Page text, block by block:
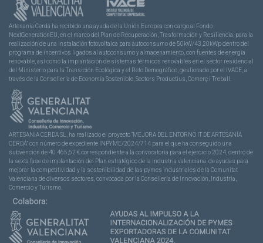
Artesanía Cerdá ha recibido una ayuda de la Unión Europea con cargo al Fondo
NextGenerationEU, en el marco del Plan de Recuperación, Trasformación y Resiliencia, para la
realización de una instalación fotovoltaica para autoconsumo de 50kW/43,20kWp dentro del
programa de incentivos ligados al autoconsumo y almacenamiento, con fuentes de energía
renovable, así como la implantación de sistemas térmicos renovables en el sector residencial
del Ministerio para la Transición Ecológica y el Reto Demográfico, gestionado por el IVACE, a
través de la Consellería de Economía Sostenible, Sectors Productius, Comerç i Treball.
ARTESANIA CERDA SL, ha realizado el proyecto “MEJORA DEL ENTORNO IT DE ARTESANÍA
CERDÁ” con número de expediente INPYME/2024/714 para el que ha conseguido una
subvención de 40.465,62 € correspondiente a la convocatoria para el ejercicio 2024, dentro de
la sexta fase de implantación del Plan estratégico de la industria valenciana, de ayudas para
mejorar la competitividad y la sostenibilidad de las pymes industriales de la Comunitat
Valenciana de diversos sectores, convocada por la Conselleria de Innovación, Industria,
Comercio y Turismo.